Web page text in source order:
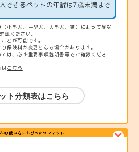
できるペットの年齢は7歳未満まで
小型犬、中型犬、大型犬、猫）によって異な
認ください。
とが可能です。
保険料が変更となる場合があります。
は、必ず重要事項説明書等でご確認くださ
はこちら
んな使い方にもぴったりフィット